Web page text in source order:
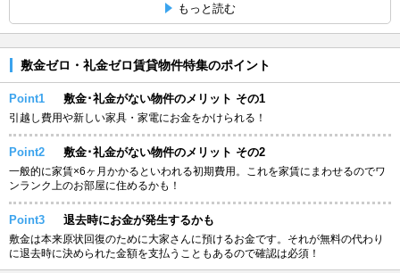
もっと読む
敷金ゼロ・礼金ゼロ賃貸物件特集のポイント
Point1 敷金･礼金がない物件のメリット その1
引越し費用や新しい家具・家電にお金をかけられる！
Point2 敷金･礼金がない物件のメリット その2
一般的に家賃×6ヶ月かかるといわれる初期費用。これを家賃にまわせるのでワ
ンランク上のお部屋に住めるかも！
Point3 退去時にお金が発生するかも
敷金は本来原状回復のために大家さんに預けるお金です。それが無料の代わり
に退去時に決められた金額を支払うこともあるので確認は必須！